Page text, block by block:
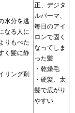
水分を逃
なる人に
りもべた
く髪に静
リング剤
正、デジタ
ルパーマ、
毎日のアイ
ロンで固く
なってしま
った髪
・乾燥毛
・硬髪、太
髪で広がり
やすい